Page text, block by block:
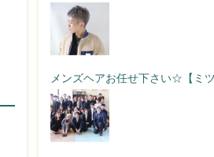
メンズヘアお任せ下さい☆【ミツ